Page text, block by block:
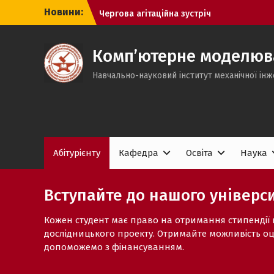
Новини:
Чергова агітаційна зустріч
Зустріч зі студентами коледжу ХКТК
науково-дослідних робіт групи МІТ-
Н924б на кафедрі КМІТ
Комп’ютерне
Навчально-науковий інститут механічної
Абітурієнту Кафедра Освіта Наука
Вступайте до нашого
Кожен студент має право на отримання стипендії
дослідницького проекту. Отримайте можливість
допоможемо з фінансуванням.